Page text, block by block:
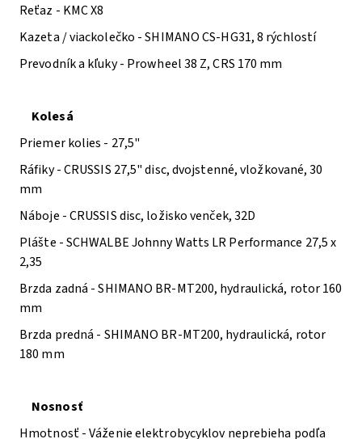
Reťaz - KMC X8
Kazeta / viackolečko -SHIMANO CS-HG31, 8 rýchlostí
Prevodník a kľuky - Prowheel 38 Z, CRS 170 mm
Kolesá
Priemer kolies - 27,5"
Ráfiky -CRUSSIS 27,5" disc, dvojstenné, vložkované, 30
mm
Náboje -CRUSSIS disc, ložisko venček, 32D
Plášte -SCHWALBE Johnny Watts LR Performance 27,5 x
2,35
Brzda zadná -SHIMANO BR-MT200, hydraulická, rotor 160
mm
Brzda predná - SHIMANO BR-MT200, hydraulická, rotor
180 mm
Nosnosť
Hmotnosť -Váženie elektrobycyklov neprebieha podľa